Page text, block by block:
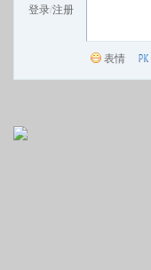
登录/注册
表情